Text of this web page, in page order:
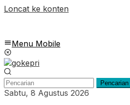
Loncat ke konten
Menu Mobile
Pencarian
Sabtu, 8 Agustus 2026